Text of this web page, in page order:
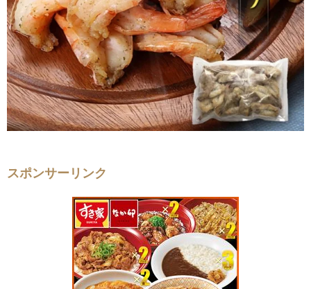
スポンサーリンク